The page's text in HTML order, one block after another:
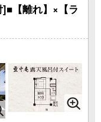
【離れ】×【ラ